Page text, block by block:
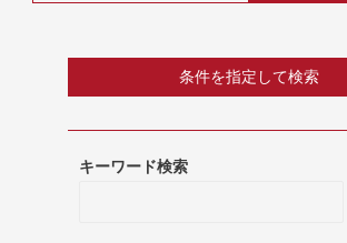
条件を指定して検索
キーワード検索